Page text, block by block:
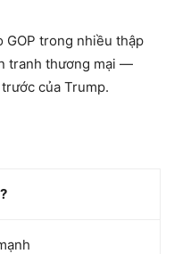
GOP trong nhiều thập
tranh thương mại —
của Trump.